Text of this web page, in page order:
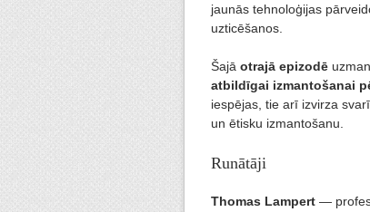
jaunās tehnoloģijas
uzticēšanos.
Šajā otrajā epizodē
atbildīgai izmantošanai
iespējas, tie arī izvirza
un ētisku izmantošanu.
Runātāji
Thomas Lampert —